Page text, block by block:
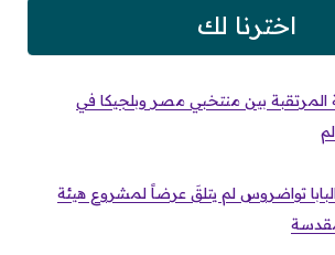
اخترنا لك
المرتقبة بين منتخبي مصر وبلجيكا في
تواضروس لم يتلقَ عرضاً لمشروع هيئة